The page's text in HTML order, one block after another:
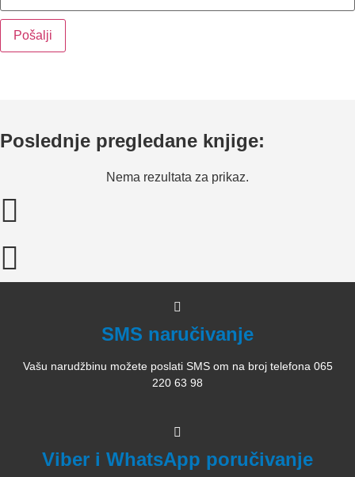
Poslednje pregledane knjige:
Nema rezultata za prikaz.
SMS naručivanje
Vašu narudžbinu možete poslati SMS om na broj telefona 065
220 63 98
Viber i WhatsApp poručivanje